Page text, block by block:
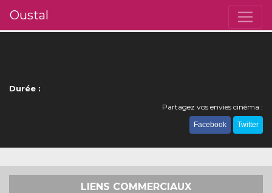
Oustal
Durée :
Partagez vos envies cinéma :
Facebook Twitter
LIENS COMMERCIAUX